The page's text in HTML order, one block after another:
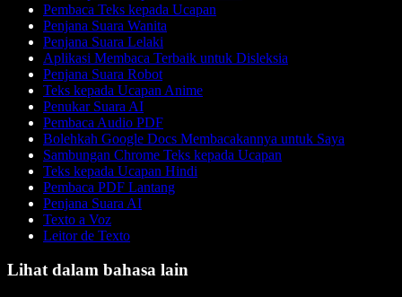
Pembaca Teks kepada Ucapan
Penjana Suara Wanita
Penjana Suara Lelaki
Aplikasi Membaca Terbaik untuk Disleksia
Penjana Suara Robot
Teks kepada Ucapan Anime
Penukar Suara AI
Pembaca Audio PDF
Bolehkah Google Docs Membacakannya untuk Saya
Sambungan Chrome Teks kepada Ucapan
Teks kepada Ucapan Hindi
Pembaca PDF Lantang
Penjana Suara AI
Texto a Voz
Leitor de Texto
Lihat dalam bahasa lain